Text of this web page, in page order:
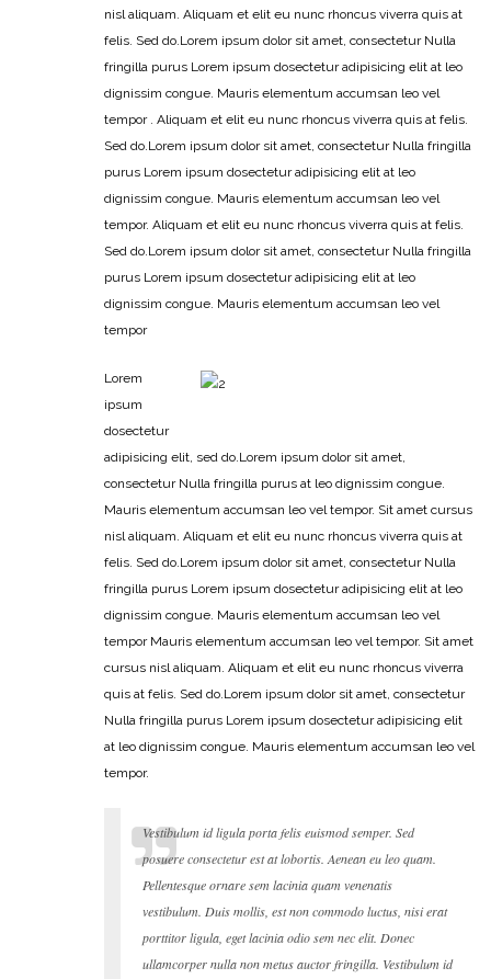
nisl aliquam. Aliquam et elit eu nunc rhoncus viverra quis at
felis. Sed do.Lorem ipsum dolor sit amet, consectetur Nulla
fringilla purus Lorem ipsum dosectetur adipisicing elit at leo
dignissim congue. Mauris elementum accumsan leo vel
tempor . Aliquam et elit eu nunc rhoncus viverra quis at felis.
Sed do.Lorem ipsum dolor sit amet, consectetur Nulla fringilla
purus Lorem ipsum dosectetur adipisicing elit at leo
dignissim congue. Mauris elementum accumsan leo vel
tempor. Aliquam et elit eu nunc rhoncus viverra quis at felis.
Sed do.Lorem ipsum dolor sit amet, consectetur Nulla fringilla
purus Lorem ipsum dosectetur adipisicing elit at leo
dignissim congue. Mauris elementum accumsan leo vel
tempor
Lorem
ipsum
dosectetur
adipisicing elit, sed do.Lorem ipsum dolor sit amet,
consectetur Nulla fringilla purus at leo dignissim congue.
Mauris elementum accumsan leo vel tempor. Sit amet cursus
nisl aliquam. Aliquam et elit eu nunc rhoncus viverra quis at
felis. Sed do.Lorem ipsum dolor sit amet, consectetur Nulla
fringilla purus Lorem ipsum dosectetur adipisicing elit at leo
dignissim congue. Mauris elementum accumsan leo vel
tempor Mauris elementum accumsan leo vel tempor. Sit amet
cursus nisl aliquam. Aliquam et elit eu nunc rhoncus viverra
quis at felis. Sed do.Lorem ipsum dolor sit amet, consectetur
Nulla fringilla purus Lorem ipsum dosectetur adipisicing elit
at leo dignissim congue. Mauris elementum accumsan leo vel
tempor.
Vestibulum id ligula porta felis euismod semper. Sed
posuere consectetur est at lobortis. Aenean eu leo quam.
Pellentesque ornare sem lacinia quam venenatis
vestibulum. Duis mollis, est non commodo luctus, nisi erat
porttitor ligula, eget lacinia odio sem nec elit. Donec
ullamcorper nulla non metus auctor fringilla. Vestibulum id